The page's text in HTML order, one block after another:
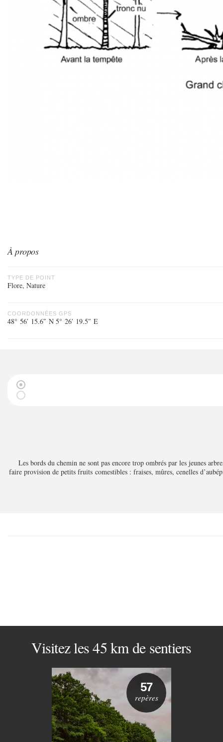
À propos
TYPE DE POINT
Flore, Nature
COORDONNÉES GPS
48° 56′ 15.6″ N 5° 26′ 19.5″ E
Les bords du chemin ne sont pas encore trop ombrés par les jeunes
faire provision de petits fruits comestibles : fraises, mûres, cenelles
Visitez les 45 km de sentiers
57
repères